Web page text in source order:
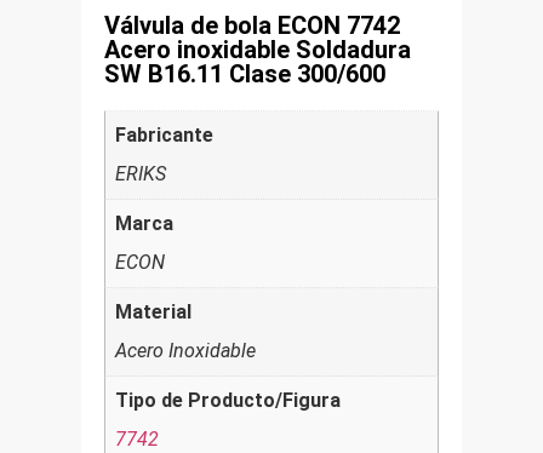
Válvula de bola ECON 7742
Acero inoxidable Soldadura
SW B16.11 Clase 300/600
Fabricante
ERIKS
Marca
ECON
Material
Acero Inoxidable
Tipo de Producto/Figura
7742